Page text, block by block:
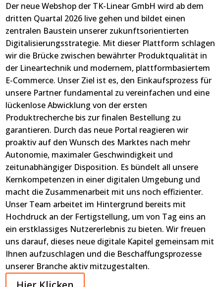
Der neue Webshop der TK-Linear GmbH wird ab dem
dritten Quartal 2026 live gehen und bildet einen
zentralen Baustein unserer zukunftsorientierten
Digitalisierungsstrategie. Mit dieser Plattform schlagen
wir die Brücke zwischen bewährter Produktqualität in
der Lineartechnik und modernem, plattformbasiertem
E-Commerce. Unser Ziel ist es, den Einkaufsprozess für
unsere Partner fundamental zu vereinfachen und eine
lückenlose Abwicklung von der ersten
Produktrecherche bis zur finalen Bestellung zu
garantieren. Durch das neue Portal reagieren wir
proaktiv auf den Wunsch des Marktes nach mehr
Autonomie, maximaler Geschwindigkeit und
zeitunabhängiger Disposition. Es bündelt all unsere
Kernkompetenzen in einer digitalen Umgebung und
macht die Zusammenarbeit mit uns noch effizienter.
Unser Team arbeitet im Hintergrund bereits mit
Hochdruck an der Fertigstellung, um von Tag eins an
ein erstklassiges Nutzererlebnis zu bieten. Wir freuen
uns darauf, dieses neue digitale Kapitel gemeinsam mit
Ihnen aufzuschlagen und die Beschaffungsprozesse
unserer Branche aktiv mitzugestalten.